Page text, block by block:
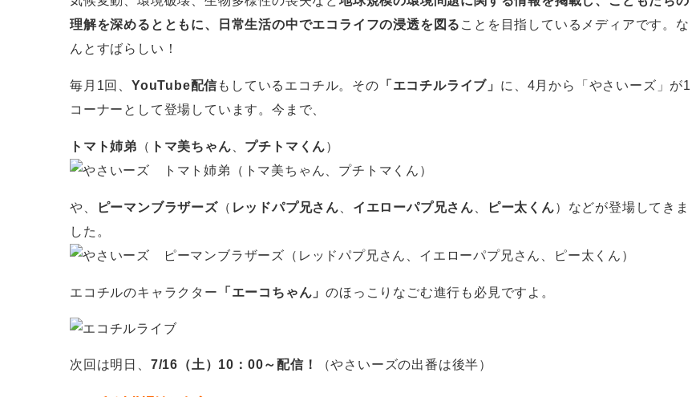
理解を深めるとともに、日常生活の中でエコライフの浸透を図る ことを目指しているメディアです。な
んとすばらしい！
毎月1回、 YouTube配信もしているエコチル。その 「エコチルライブ」 に、4月から「やさいーズ」が1
コーナーとして登場しています。今まで、
トマト姉弟 （ トマ美ちゃん プチトマくん）
や、 ピーマンブラザーズ（ レッドパプ兄さん イエローパプ兄さん ピー太くん）などが登場してきま
した。
エコチルのキャラクター 「エーコちゃん」のほっこりなごむ進行も必見ですよ。
次回は明日、 7/16（土）10：00～配信！ （やさいーズの出番は後半）